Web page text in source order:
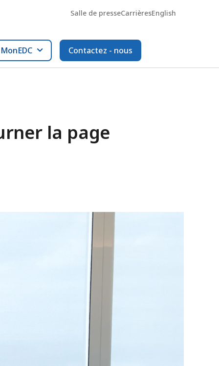
Salle de presseCarrièresEnglish
Contactez - nous
la page